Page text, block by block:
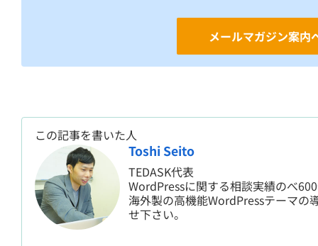
メールマガジン案内
この記事を書いた人
Toshi Seito
TEDASK代表
WordPressに関する相談実績のべ
海外製の高機能WordPressテーマの
せ下さい。